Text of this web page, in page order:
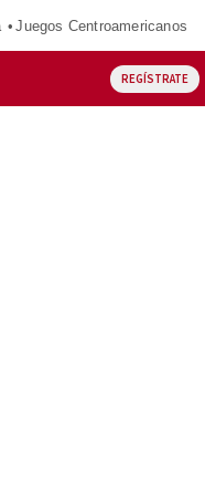
Juegos Centroamericanos
REGÍSTRATE